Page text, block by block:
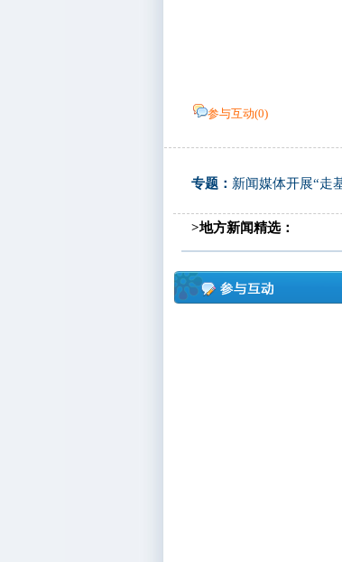
参与互动(0)
专题： 新闻媒体开展“走
>地方新闻精选：